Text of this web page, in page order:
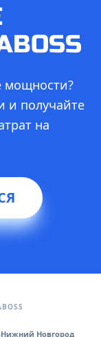
мощности?
и получайте
на
Нижний Новгород